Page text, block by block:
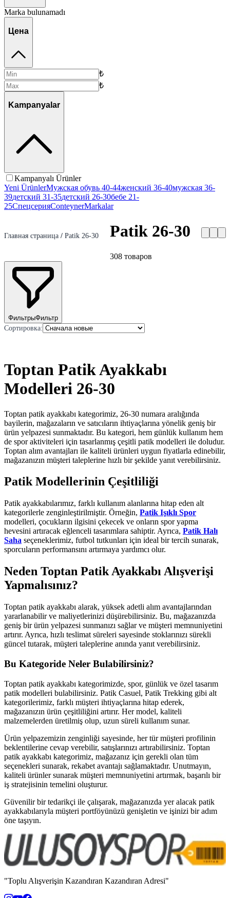
Marka bulunamadı
Цена
₺
₺
Kampanyalar
Kampanyalı Ürünler
Yeni ÜrünlerМужская обувь 40-44женский 36-40мужская 36-
39детский 31-35детский 26-30бебе 21-
25СпецсерияConteynerMarkalar
Главная страница / Patik 26-30 Patik 26-30
308 товаров
ФильтрыФильтр
Сортировка:
Toptan Patik Ayakkabı
Modelleri 26-30
Toptan patik ayakkabı kategorimiz, 26-30 numara aralığında
bayilerin, mağazaların ve satıcıların ihtiyaçlarına yönelik geniş bir
ürün yelpazesi sunmaktadır. Bu kategori, hem günlük kullanım hem
de spor aktiviteleri için tasarlanmış çeşitli patik modelleri ile doludur.
Toptan alım avantajları ile kaliteli ürünleri uygun fiyatlarla edinebilir,
mağazanızın müşteri taleplerine hızlı bir şekilde yanıt verebilirsiniz.
Patik Modellerinin Çeşitliliği
Patik ayakkabılarımız, farklı kullanım alanlarına hitap eden alt
kategorilerle zenginleştirilmiştir. Örneğin, Patik Işıklı Spor
modelleri, çocukların ilgisini çekecek ve onların spor yapma
hevesini artıracak eğlenceli tasarımlara sahiptir. Ayrıca, Patik Halı
Saha seçeneklerimiz, futbol tutkunları için ideal bir tercih sunarak,
sporcuların performansını artırmaya yardımcı olur.
Neden Toptan Patik Ayakkabı Alışverişi
Yapmalısınız?
Toptan patik ayakkabı alarak, yüksek adetli alım avantajlarından
yararlanabilir ve maliyetlerinizi düşürebilirsiniz. Bu, mağazanızda
geniş bir ürün yelpazesi sunmanızı sağlar ve müşteri memnuniyetini
artırır. Ayrıca, hızlı teslimat süreleri sayesinde stoklarınızı sürekli
güncel tutarak, müşteri taleplerine anında yanıt verebilirsiniz.
Bu Kategoride Neler Bulabilirsiniz?
Toptan patik ayakkabı kategorimizde, spor, günlük ve özel tasarım
patik modelleri bulabilirsiniz. Patik Casuel, Patik Trekking gibi alt
kategorilerimiz, farklı müşteri ihtiyaçlarına hitap ederek,
mağazanızın ürün çeşitliliğini artırır. Her model, kaliteli
malzemelerden üretilmiş olup, uzun süreli kullanım sunar.
Ürün yelpazemizin zenginliği sayesinde, her tür müşteri profilinin
beklentilerine cevap verebilir, satışlarınızı artırabilirsiniz. Toptan
patik ayakkabı kategorimiz, mağazanız için gerekli olan tüm
seçenekleri sunarak, rekabet avantajı sağlamaktadır. Unutmayın,
kaliteli ürünler sunarak müşteri memnuniyetini artırmak, başarılı bir
iş stratejisinin temelini oluşturur.
Güvenilir bir tedarikçi ile çalışarak, mağazanızda yer alacak patik
ayakkabılarıyla müşteri portföyünüzü genişletin ve işinizi bir adım
öne taşıyın.
"Toplu Alışverişin Kazandıran Kazandıran Adresi"